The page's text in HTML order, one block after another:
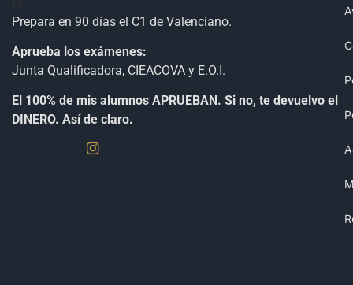
Prepara en 90 días el C1 de Valenciano.
Aprueba los exámenes:
Junta Qualificadora, CIEACOVA y E.O.I.
El 100% de mis alumnos APRUEBAN. Si no, te devuelvo el
DINERO. Así de claro.